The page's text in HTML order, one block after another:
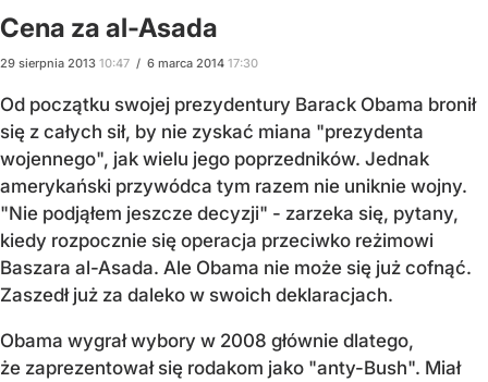
Cena za al-Asada
29 sierpnia 2013 10:47 / 6 marca 2014 17:30
Od początku swojej prezydentury Barack Obama bronił
się z całych sił, by nie zyskać miana "prezydenta
wojennego", jak wielu jego poprzedników. Jednak
amerykański przywódca tym razem nie uniknie wojny.
"Nie podjąłem jeszcze decyzji" - zarzeka się, pytany,
kiedy rozpocznie się operacja przeciwko reżimowi
Baszara al-Asada. Ale Obama nie może się już cofnąć.
Zaszedł już za daleko w swoich deklaracjach.
Obama wygrał wybory w 2008 głównie dlatego,
że zaprezentował się rodakom jako "anty-Bush". Miał